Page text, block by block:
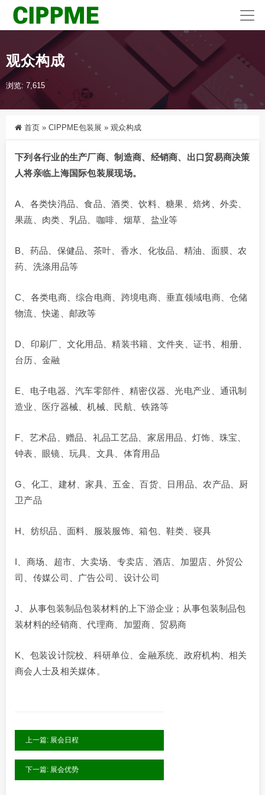
观众构成
浏览: 7,615
首页 » CIPPME包装展 » 观众构成
下列各行业的生产厂商、制造商、经销商、出口贸易商决策
人将亲临上海国际包装展现场。
A、各类快消品、食品、酒类、饮料、糖果、焙烤、外卖、
果蔬、肉类、乳品、咖啡、烟草、盐业等
B、药品、保健品、茶叶、香水、化妆品、精油、面膜、农
药、洗涤用品等
C、各类电商、综合电商、跨境电商、垂直领域电商、仓储
物流、快递、邮政等
D、印刷厂、文化用品、精装书籍、文件夹、证书、相册、
台历、金融
E、电子电器、汽车零部件、精密仪器、光电产业、通讯制
造业、医疗器械、机械、民航、铁路等
F、艺术品、赠品、礼品工艺品、家居用品、灯饰、珠宝、
钟表、眼镜、玩具、文具、体育用品
G、化工、建材、家具、五金、百货、日用品、农产品、厨
卫产品
H、纺织品、面料、服装服饰、箱包、鞋类、寝具
I、商场、超市、大卖场、专卖店、酒店、加盟店、外贸公
司、传媒公司、广告公司、设计公司
J、从事包装制品包装材料的上下游企业；从事包装制品包
装材料的经销商、代理商、加盟商、贸易商
K、包装设计院校、科研单位、金融系统、政府机构、相关
商会人士及相关媒体。
上一篇: 展会日程
下一篇: 展会优势